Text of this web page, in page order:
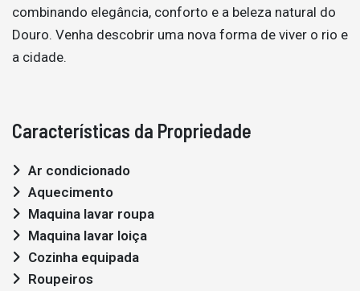
combinando elegância, conforto e a beleza natural do
Douro. Venha descobrir uma nova forma de viver o rio e
a cidade.
Características da Propriedade
Ar condicionado
Aquecimento
Maquina lavar roupa
Maquina lavar loiça
Cozinha equipada
Roupeiros